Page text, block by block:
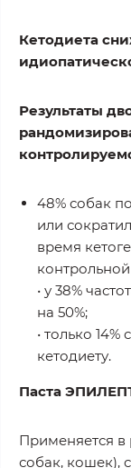
Кетодиета
Результаты
48% собак
или
время
• у 38%
на 50%;
• только
кетодиету.
Паста
Применяется
собак, кошек),